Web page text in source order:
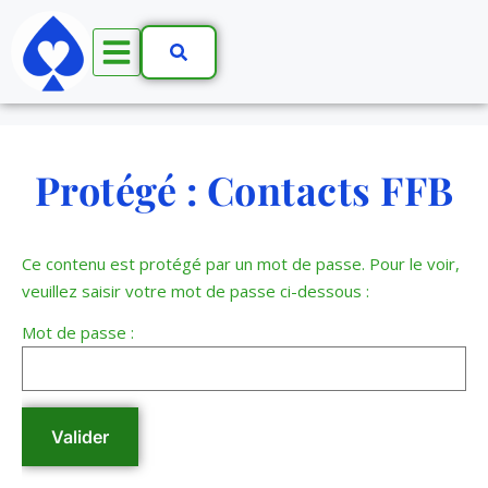
Protégé : Contacts FFB
Ce contenu est protégé par un mot de passe. Pour le voir,
veuillez saisir votre mot de passe ci-dessous :
Mot de passe :